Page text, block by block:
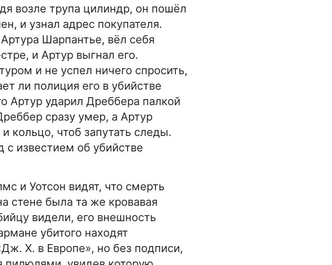
возле трупа цилиндр, он пошёл
и узнал адрес покупателя.
Шарпантье, вёл себя
и Артур выгнал его.
и не успел ничего спросить,
ли полиция его в убийстве
Артур ударил Дреббера палкой
сразу умер, а Артур
кольцо, чтоб запутать следы.
известием об убийстве
и Уотсон видят, что смерть
стене была та же кровавая
видели, его внешность
убитого находят
Х. в Европе», но без подписи,